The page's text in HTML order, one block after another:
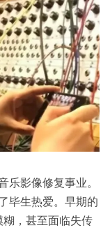
影像修复事业。
毕生热爱。早期的
，甚至面临失传